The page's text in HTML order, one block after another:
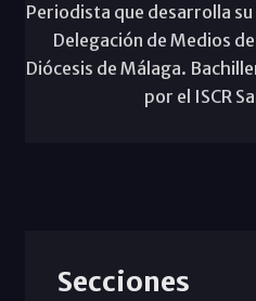
Periodista que desarrolla
Delegación de Medios
Diócesis de Málaga.
por el ISCR
Secciones